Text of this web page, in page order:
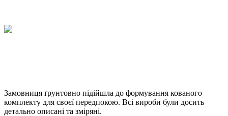
Замовниця ґрунтовно підійшла до формування кованого
комплекту для своєї передпокою. Всі вироби були досить
детально описані та зміряні.